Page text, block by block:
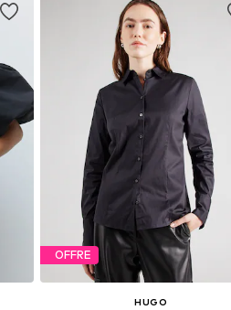
OFFRE
HUGO